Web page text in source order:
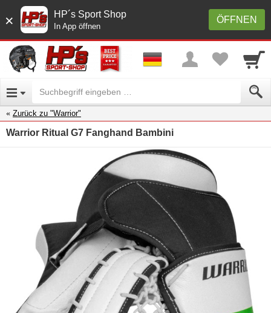
× ÖFFNEN
HP´s Sport Shop
In App öffnen
Zurück zu "Warrior"
Warrior Ritual G7 Fanghand Bambini